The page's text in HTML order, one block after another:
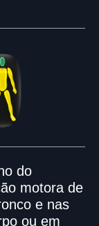
do
motora de
e nas
ou em